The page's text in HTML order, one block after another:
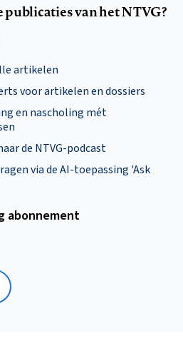
van het NTVG?
artikelen
voor artikelen en dossiers
en nascholing mét
de NTVG-podcast
via de AI-toepassing 'Ask
abonnement